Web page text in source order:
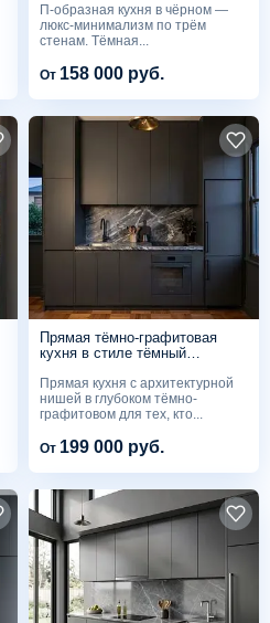
П-образная кухня в чёрном —
люкс-минимализм по трём
стенам. Тёмная...
От 158 000 руб.
Прямая тёмно-графитовая
кухня в стиле тёмный
нишей
Прямая кухня с архитектурной
нишей в глубоком тёмно-
графитовом для тех, кто...
От 199 000 руб.